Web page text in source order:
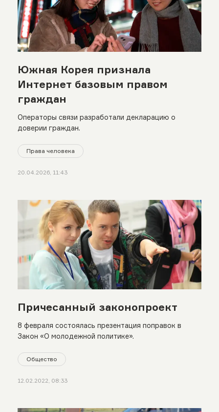
Южная Корея признала
Интернет базовым правом
граждан
Операторы связи разработали декларацию о
доверии граждан.
Права человека
20.04.2026, 11:43
Причесанный законопроект
8 февраля состоялась презентация поправок в
Закон «О молодежной политике».
Общество
12.02.2022, 08:33